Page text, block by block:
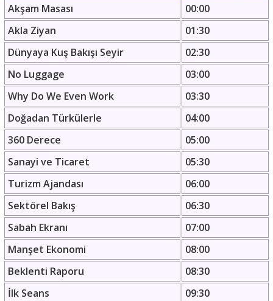
Akşam Masası
00:00
Akla Ziyan
01:30
Dünyaya Kuş Bakışı Seyir
02:30
No Luggage
03:00
Why Do We Even Work
03:30
Doğadan Türkülerle
04:00
360 Derece
05:00
Sanayi ve Ticaret
05:30
Turizm Ajandası
06:00
Sektörel Bakış
06:30
Sabah Ekranı
07:00
Manşet Ekonomi
08:00
Beklenti Raporu
08:30
İlk Seans
09:30